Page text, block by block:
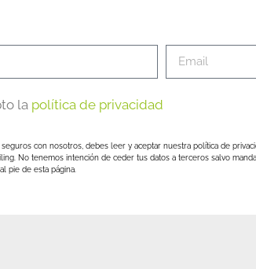
la política de privacidad
con nosotros, debes leer y aceptar nuestra política de
No tenemos intención de ceder tus datos a terceros salvo
pie de esta página.